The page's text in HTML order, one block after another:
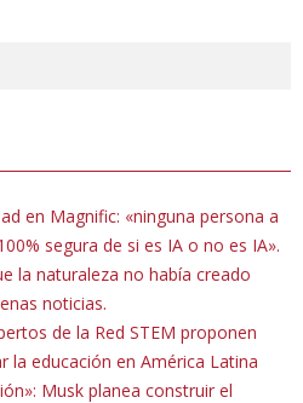
en Magnific: «ninguna persona a
segura de si es IA o no es IA».
la naturaleza no había creado
noticias.
de la Red STEM proponen
educación en América Latina
Musk planea construir el